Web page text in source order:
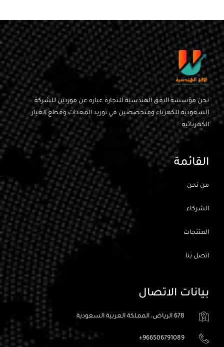
نحن مؤسسة الافق الهندسية للتجارة عباره عن موردين للشركة
السعوديه للكهرباء ومتخصصين في توريد المعدات وقطع الغيار
الكهربائيه
القائمة
من نحن
الشركاء
المتنجات
اتصل بنا
بيانات الاتصال
678 الرياض، المملكة العربية السعودية
966506791089+